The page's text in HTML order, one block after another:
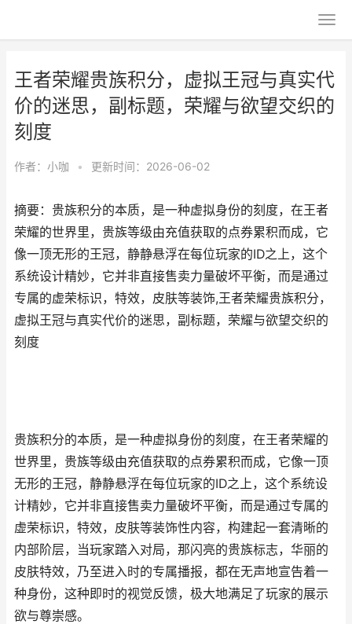
王者荣耀贵族积分，虚拟王冠与真实代
价的迷思，副标题，荣耀与欲望交织的
刻度
作者： 小咖 • 更新时间：2026-06-02
摘要：贵族积分的本质，是一种虚拟身份的刻度，在王者
荣耀的世界里，贵族等级由充值获取的点券累积而成，它
像一顶无形的王冠，静静悬浮在每位玩家的ID之上，这个
系统设计精妙，它并非直接售卖力量破坏平衡，而是通过
专属的虚荣标识，特效，皮肤等装饰,王者荣耀贵族积分，
虚拟王冠与真实代价的迷思，副标题，荣耀与欲望交织的
刻度
贵族积分的本质，是一种虚拟身份的刻度，在王者荣耀的
世界里，贵族等级由充值获取的点券累积而成，它像一顶
无形的王冠，静静悬浮在每位玩家的ID之上，这个系统设
计精妙，它并非直接售卖力量破坏平衡，而是通过专属的
虚荣标识，特效，皮肤等装饰性内容，构建起一套清晰的
内部阶层，当玩家踏入对局，那闪亮的贵族标志，华丽的
皮肤特效，乃至进入时的专属播报，都在无声地宣告着一
种身份，这种即时的视觉反馈，极大地满足了玩家的展示
欲与尊崇感。